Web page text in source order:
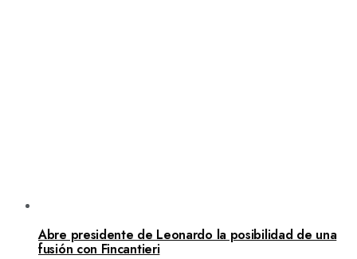
Abre presidente de Leonardo la posibilidad de una
fusión con Fincantieri